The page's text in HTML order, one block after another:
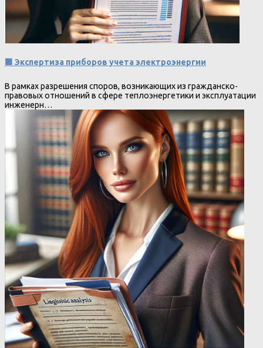
🟩 Экспертиза приборов учета электроэнергии
В рамках разрешения споров, возникающих из гражданско-
правовых отношений в сфере теплоэнергетики и эксплуатации
инженерн…